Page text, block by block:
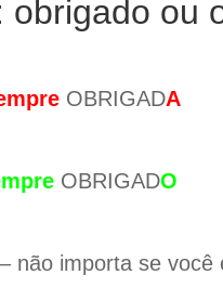
obrigado ou
OBRIGADA
OBRIGADO
não importa se